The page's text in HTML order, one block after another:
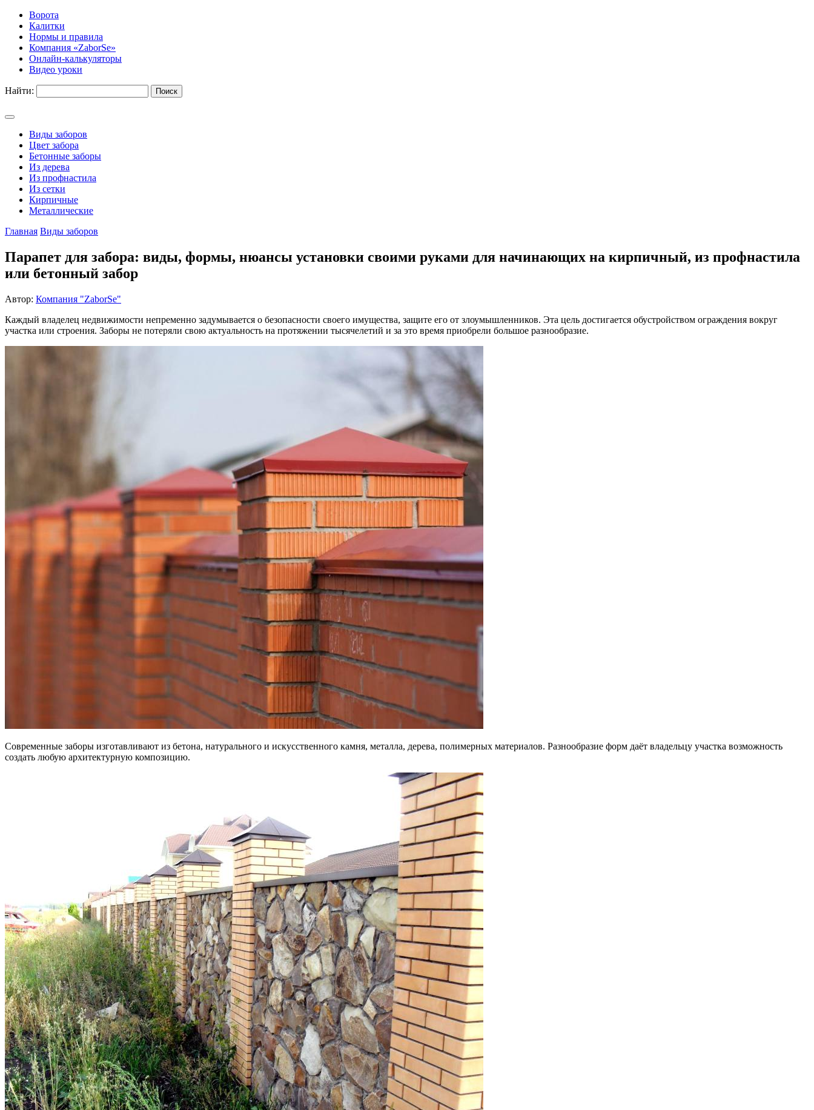
Ворота
Калитки
Нормы и правила
Компания «ZaborSe»
Онлайн-калькуляторы
Видео уроки
Найти:
Виды заборов
Цвет забора
Бетонные заборы
Из дерева
Из профнастила
Из сетки
Кирпичные
Металлические
Главная Виды заборов
Парапет для забора: виды, формы, нюансы установки своими руками для начинающих на кирпичный, из профнастила
или бетонный забор
Автор: Компания "ZaborSe"
Каждый владелец недвижимости непременно задумывается о безопасности своего имущества, защите его от злоумышленников. Эта цель достигается обустройством ограждения вокруг
участка или строения. Заборы не потеряли свою актуальность на протяжении тысячелетий и за это время приобрели большое разнообразие.
Современные заборы изготавливают из бетона, натурального и искусственного камня, металла, дерева, полимерных материалов. Разнообразие форм даёт владельцу участка возможность
создать любую архитектурную композицию.